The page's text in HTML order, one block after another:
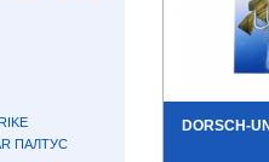
ПАЛТУС
DORSCH-